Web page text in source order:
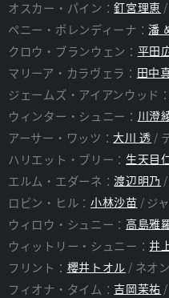
オスカー・パイン：釘宮理恵
ペニー・ポレンディーナ：潘
クロウ・ブランウェン： 平田
マリーア・カラヴェラ： 田中
ジェームズ・アイアンウッド：
ウィンター・シュニー： 川澄
アーサー・ワッツ：大川 透
ハリエット・ブリー： 生天目
エルム・エダーネ：渡辺明乃
ロビン・ヒル： 小林沙苗 ジ
ウィロウ・シュニー： 高島雅
ウィットリー・シュニー：井
フリント： 櫻井トオル ネオ
フィオナ・タイム：吉岡茉祐